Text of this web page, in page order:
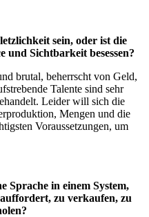
sein, oder ist die
und Sichtbarkeit besessen?
brutal, beherrscht von Geld,
Talente sind sehr
Leider will sich die
Mengen und die
Voraussetzungen, um
Sprache in einem System,
zu verkaufen, zu